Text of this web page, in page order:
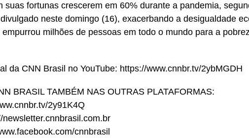
suas fortunas crescerem em 60% durante a pandemia,
neste domingo (16), exacerbando a desigualdade
milhões de pessoas em todo o mundo para a
da CNN Brasil no YouTube: https://www.cnnbr.tv/2ybMGDH
BRASIL TAMBÉM NAS OUTRAS PLATAFORMAS:
2y91K4Q
cnnbrasil